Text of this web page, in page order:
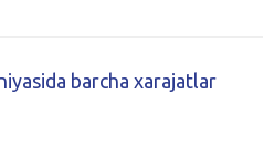
barcha xarajatlar